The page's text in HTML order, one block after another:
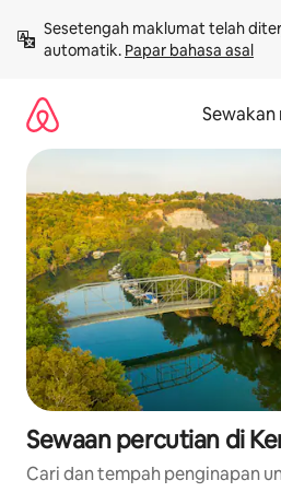
kandungan
Sesetengah maklumat telah
automatik. Papar bahasa asal
Sewakan
Sewaan percutian di
Cari dan tempah penginapan